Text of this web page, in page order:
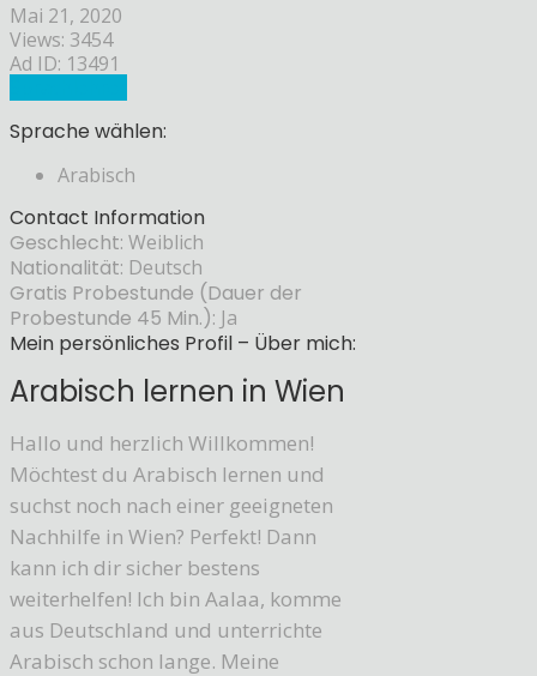
Mai 21, 2020
Views: 3454
Ad ID: 13491
Sprache wählen:
Arabisch
Contact Information
Geschlecht: Weiblich
Nationalität: Deutsch
Gratis Probestunde (Dauer der
Probestunde 45 Min.): Ja
Mein persönliches Profil – Über mich:
Arabisch lernen in Wien
Hallo und herzlich Willkommen!
Möchtest du Arabisch lernen und
suchst noch nach einer geeigneten
Nachhilfe in Wien? Perfekt! Dann
kann ich dir sicher bestens
weiterhelfen! Ich bin Aalaa, komme
aus Deutschland und unterrichte
Arabisch schon lange. Meine